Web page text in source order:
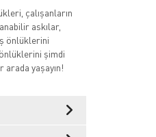
çalışanların
askılar,
önlüklerini
şimdi
arada yaşayın!